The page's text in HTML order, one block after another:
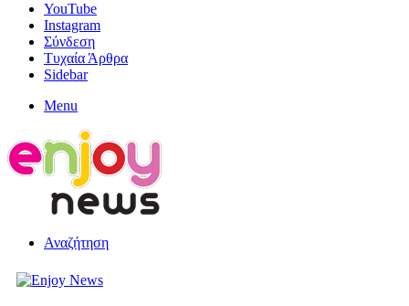
YouTube
Instagram
Σύνδεση
Τυχαία Άρθρα
Sidebar
Menu
Αναζήτηση